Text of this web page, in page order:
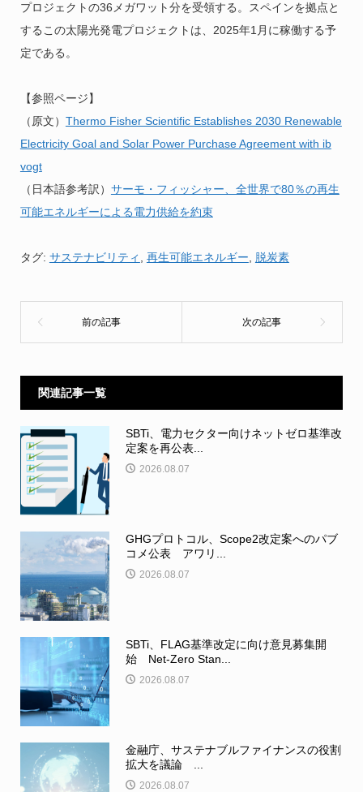
プロジェクトの36メガワット分を受領する。スペインを拠点と
するこの太陽光発電プロジェクトは、2025年1月に稼働する予
定である。
【参照ページ】
（原文） Thermo Fisher Scientific Establishes 2030 Renewable
Electricity Goal and Solar Power Purchase Agreement with ib
vogt
（日本語参考訳） サーモ・フィッシャー、全世界で80％の再生
可能エネルギーによる電力供給を約束
タグ: サステナビリティ 再生可能エネルギー 脱炭素
関連記事一覧
SBTi、電力セクター向けネットゼロ基準改
定案を再公表...
2026.08.07
GHGプロトコル、Scope2改定案へのパブ
コメ公表 アワリ...
2026.08.07
SBTi、FLAG基準改定に向け意見募集開
始 Net-Zero Stan...
2026.08.07
金融庁、サステナブルファイナンスの役割
拡大を議論 ...
2026.08.07